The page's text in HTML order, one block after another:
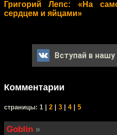
Григорий Лепс: «На
сердцем и яйцами»
Вступай в нашу
Комментарии
cтраницы: 1 | 2 3 4| 5
Goblin »